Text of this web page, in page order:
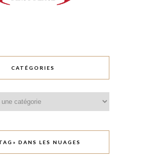
CATÉGORIES
DANS LES NUAGES